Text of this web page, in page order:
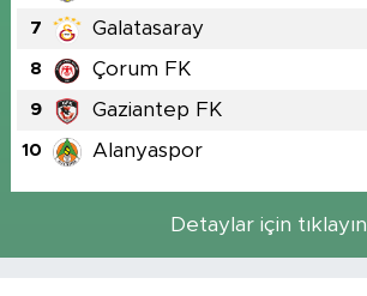
7 Galatasaray
8 Çorum FK
9 Gaziantep FK
10 Alanyaspor
Detaylar için tıklayın